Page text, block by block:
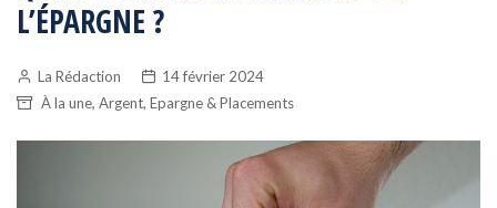
L’ÉPARGNE ?
La Rédaction
14 février 2024
À la une, Argent, Epargne & Placements